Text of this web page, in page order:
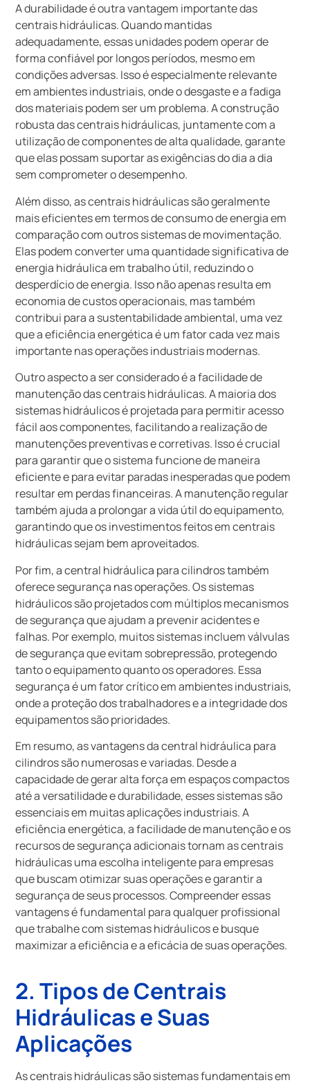
A durabilidade é outra vantagem importante das
centrais hidráulicas. Quando mantidas
adequadamente, essas unidades podem operar de
forma confiável por longos períodos, mesmo em
condições adversas. Isso é especialmente relevante
em ambientes industriais, onde o desgaste e a fadiga
dos materiais podem ser um problema. A construção
robusta das centrais hidráulicas, juntamente com a
utilização de componentes de alta qualidade, garante
que elas possam suportar as exigências do dia a dia
sem comprometer o desempenho.
Além disso, as centrais hidráulicas são geralmente
mais eficientes em termos de consumo de energia em
comparação com outros sistemas de movimentação.
Elas podem converter uma quantidade significativa de
energia hidráulica em trabalho útil, reduzindo o
desperdício de energia. Isso não apenas resulta em
economia de custos operacionais, mas também
contribui para a sustentabilidade ambiental, uma vez
que a eficiência energética é um fator cada vez mais
importante nas operações industriais modernas.
Outro aspecto a ser considerado é a facilidade de
manutenção das centrais hidráulicas. A maioria dos
sistemas hidráulicos é projetada para permitir acesso
fácil aos componentes, facilitando a realização de
manutenções preventivas e corretivas. Isso é crucial
para garantir que o sistema funcione de maneira
eficiente e para evitar paradas inesperadas que podem
resultar em perdas financeiras. A manutenção regular
também ajuda a prolongar a vida útil do equipamento,
garantindo que os investimentos feitos em centrais
hidráulicas sejam bem aproveitados.
Por fim, a central hidráulica para cilindros também
oferece segurança nas operações. Os sistemas
hidráulicos são projetados com múltiplos mecanismos
de segurança que ajudam a prevenir acidentes e
falhas. Por exemplo, muitos sistemas incluem válvulas
de segurança que evitam sobrepressão, protegendo
tanto o equipamento quanto os operadores. Essa
segurança é um fator crítico em ambientes industriais,
onde a proteção dos trabalhadores e a integridade dos
equipamentos são prioridades.
Em resumo, as vantagens da central hidráulica para
cilindros são numerosas e variadas. Desde a
capacidade de gerar alta força em espaços compactos
até a versatilidade e durabilidade, esses sistemas são
essenciais em muitas aplicações industriais. A
eficiência energética, a facilidade de manutenção e os
recursos de segurança adicionais tornam as centrais
hidráulicas uma escolha inteligente para empresas
que buscam otimizar suas operações e garantir a
segurança de seus processos. Compreender essas
vantagens é fundamental para qualquer profissional
que trabalhe com sistemas hidráulicos e busque
maximizar a eficiência e a eficácia de suas operações.
2. Tipos de Centrais
Hidráulicas e Suas
Aplicações
As centrais hidráulicas são sistemas fundamentais em